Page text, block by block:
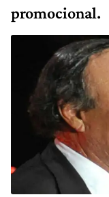
promocional.